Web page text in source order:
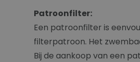
Patroonfilter:
Een patroonfilter is
filterpatroon. Het
Bij de aankoop van een